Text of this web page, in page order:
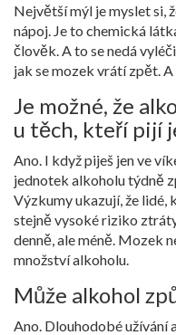
Největší mýl je myslet si,
nápoj. Je to chemická
člověk. A to se nedá
jak se mozek vrátí zpět.
Je možné, že
u těch, kteří pijí
Ano. I když piješ jen ve
jednotek alkoholu týdně
Výzkumy ukazují, že lidé,
stejně vysoké riziko
denně, ale méně. Mozek
množství alkoholu.
Může alkohol
Ano. Dlouhodobé užívání